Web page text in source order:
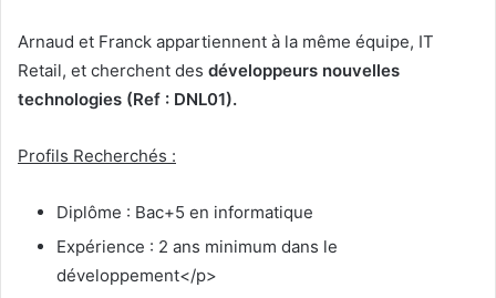
Arnaud et Franck appartiennent à la même équipe, IT
Retail, et cherchent des développeurs nouvelles
technologies (Ref : DNL01).
Profils Recherchés :
Diplôme : Bac+5 en informatique
Expérience : 2 ans minimum dans le
développement</p>